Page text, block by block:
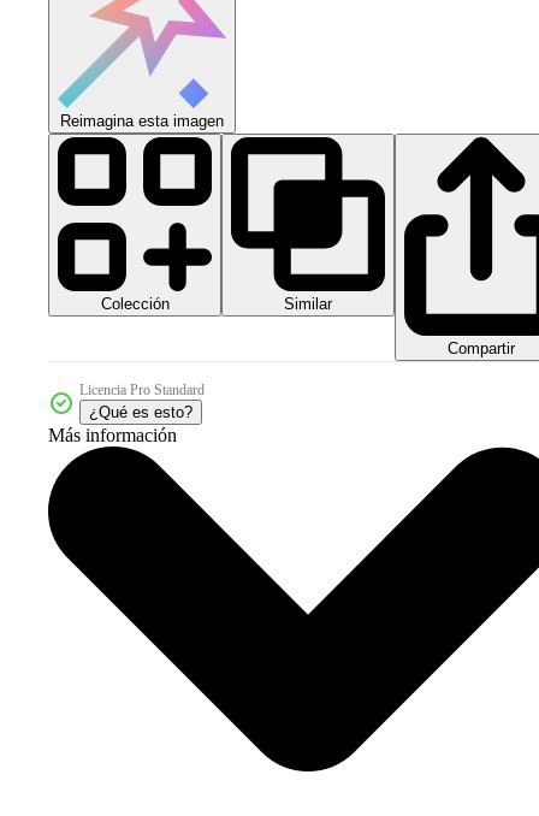
Reimagina esta imagen
Colección Similar
Compartir
Licencia Pro Standard
¿Qué es esto?
Más información